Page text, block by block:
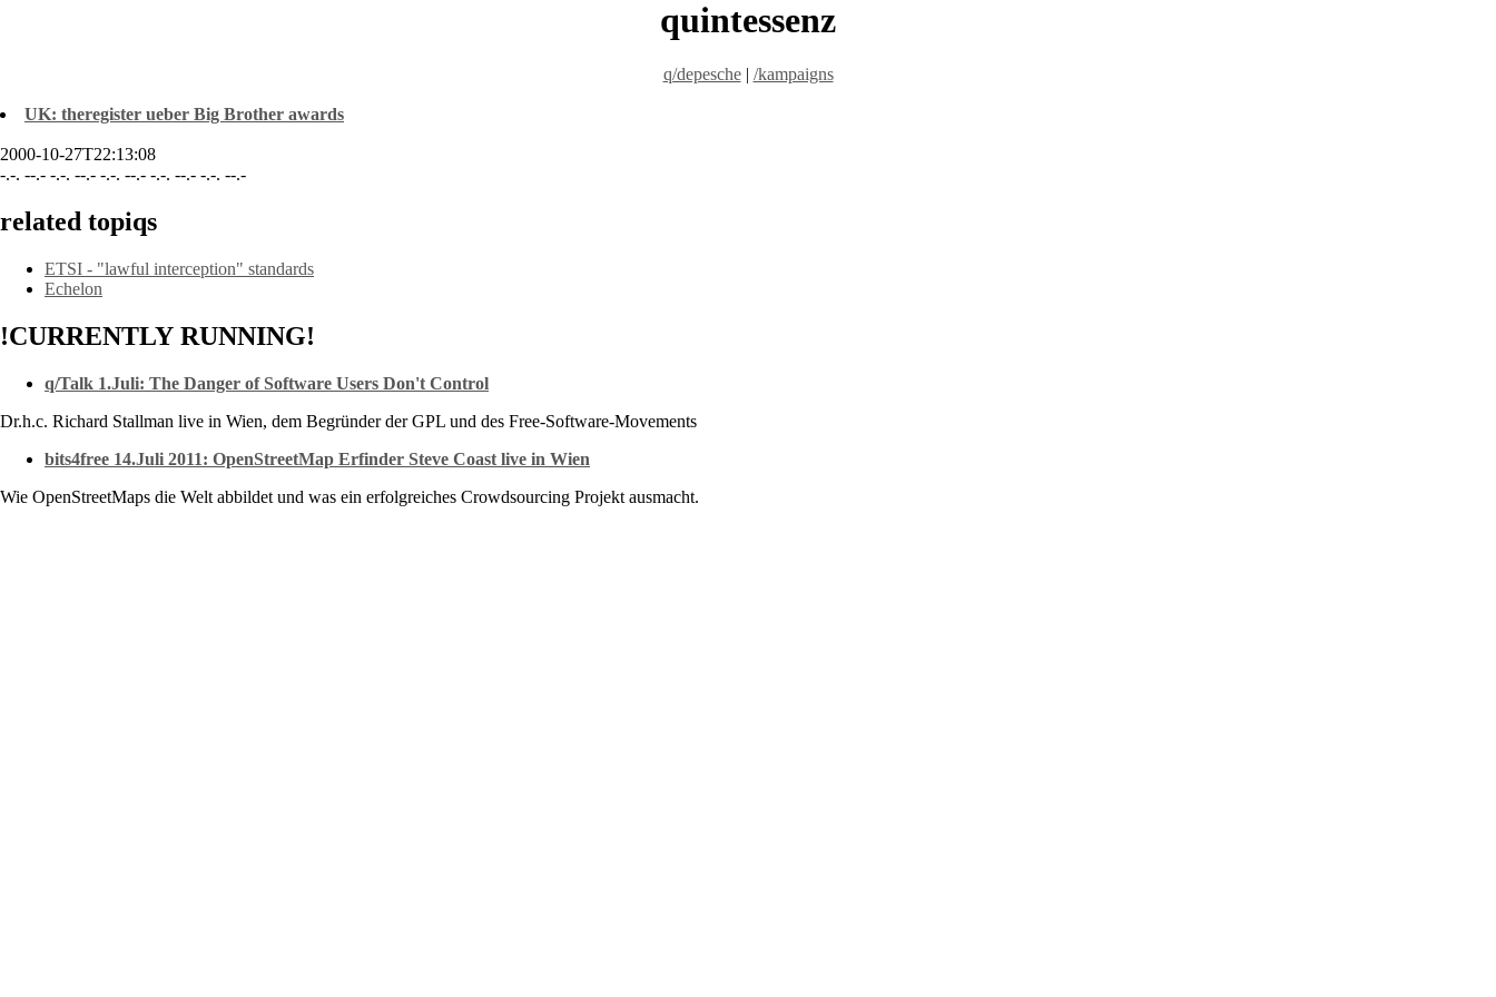
quintessenz
q/depesche| /kampaigns
UK: theregister ueber Big Brother awards
2000-10-27T22:13:08
-.-. --.- -.-. --.- -.-. --.- -.-. --.- -.-. --.-
related topiqs
ETSI - "lawful interception" standards
Echelon
!CURRENTLY RUNNING!
q/Talk 1.Juli: The Danger of Software Users Don't Control
Dr.h.c. Richard Stallman live in Wien, dem Begründer der GPL und des Free-Software-Movements
bits4free 14.Juli 2011: OpenStreetMap Erfinder Steve Coast live in Wien
Wie OpenStreetMaps die Welt abbildet und was ein erfolgreiches Crowdsourcing Projekt ausmacht.